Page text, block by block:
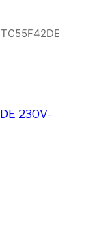
TC55F42DE